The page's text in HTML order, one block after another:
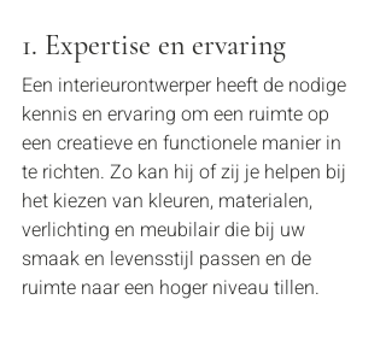
1. Expertise en ervaring
Een interieurontwerper heeft de nodige
kennis en ervaring om een ruimte op
een creatieve en functionele manier in
te richten. Zo kan hij of zij je helpen bij
het kiezen van kleuren, materialen,
verlichting en meubilair die bij uw
smaak en levensstijl passen en de
ruimte naar een hoger niveau tillen.